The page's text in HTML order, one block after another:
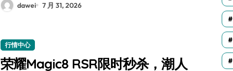
dawei 7 月 31, 2026
行情中心
荣耀Magic8 RSR限时秒杀，潮人